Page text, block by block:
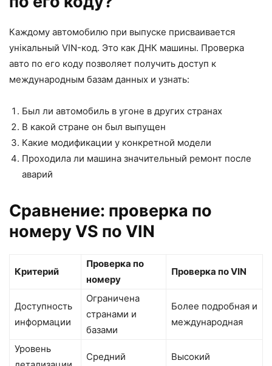
Каждому автомобилю при выпуске присваивается
унікальный VIN-код. Это как ДНК машины. Проверка
авто по его коду позволяет получить доступ к
международным базам данных и узнать:
Был ли автомобиль в угоне в других странах
В какой стране он был выпущен
Какие модификации у конкретной модели
Проходила ли машина значительный ремонт после
аварий
Сравнение: проверка по
номеру VS по VIN
Критерий
Проверка по
номеру
Проверка по VIN
Доступность
информации
Ограничена
странами и
базами
Более подробная и
международная
Уровень
Средний Высокий